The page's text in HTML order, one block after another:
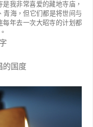
我非常喜爱的藏地寺庙，
青海，但它们都是将世间与
每年去一次大昭寺的计划都
的国度